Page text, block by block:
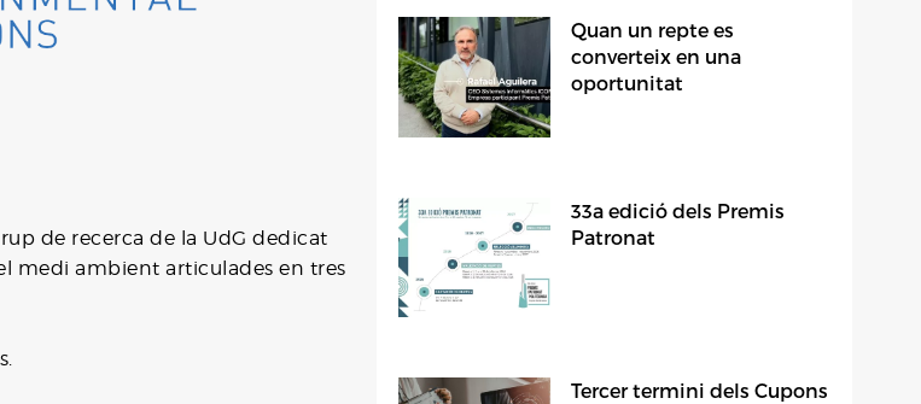
de recerca de la UdG dedicat
medi ambient articulades en tres
Quan un repte es
converteix en una
oportunitat
33a edició dels Premis
Patronat
Tercer termini dels Cupons